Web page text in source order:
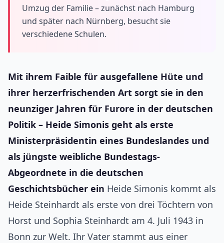
Umzug der Familie – zunächst nach Hamburg
und später nach Nürnberg, besucht sie
verschiedene Schulen.
Mit ihrem Faible für ausgefallene Hüte und
ihrer herzerfrischenden Art sorgt sie in den
neunziger Jahren für Furore in der deutschen
Politik – Heide Simonis geht als erste
Ministerpräsidentin eines Bundeslandes und
als jüngste weibliche Bundestags-
Abgeordnete in die deutschen
Geschichtsbücher ein Heide Simonis kommt als
Heide Steinhardt als erste von drei Töchtern von
Horst und Sophia Steinhardt am 4. Juli 1943 in
Bonn zur Welt. Ihr Vater stammt aus einer